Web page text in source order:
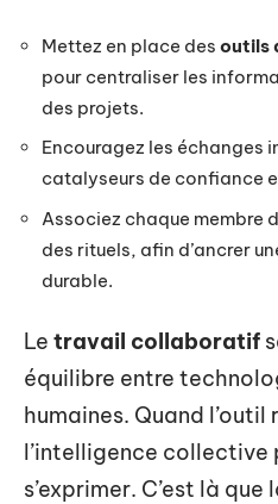
Mettez en place des outils
pour centraliser les
des projets.
Encouragez les échanges
catalyseurs de confiance
Associez chaque membre
des rituels, afin d’ancrer
durable.
Le travail collaboratif
équilibre entre
humaines. Quand
l’intelligence collective
s’exprimer. C’est là